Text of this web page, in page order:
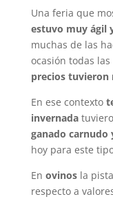
Una feria que
estuvo muy ágil
muchas de las
ocasión todas
precios
En ese contexto
invernada
ganado carnudo
hoy para este
En ovinosla pista
respecto a